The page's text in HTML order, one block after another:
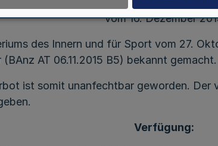
vom 16. Dezember
des Innern und für Sport vom 27.
AT 06.11.2015 B5) bekannt gemacht.
ist somit unanfechtbar geworden. Der
Verfügung: